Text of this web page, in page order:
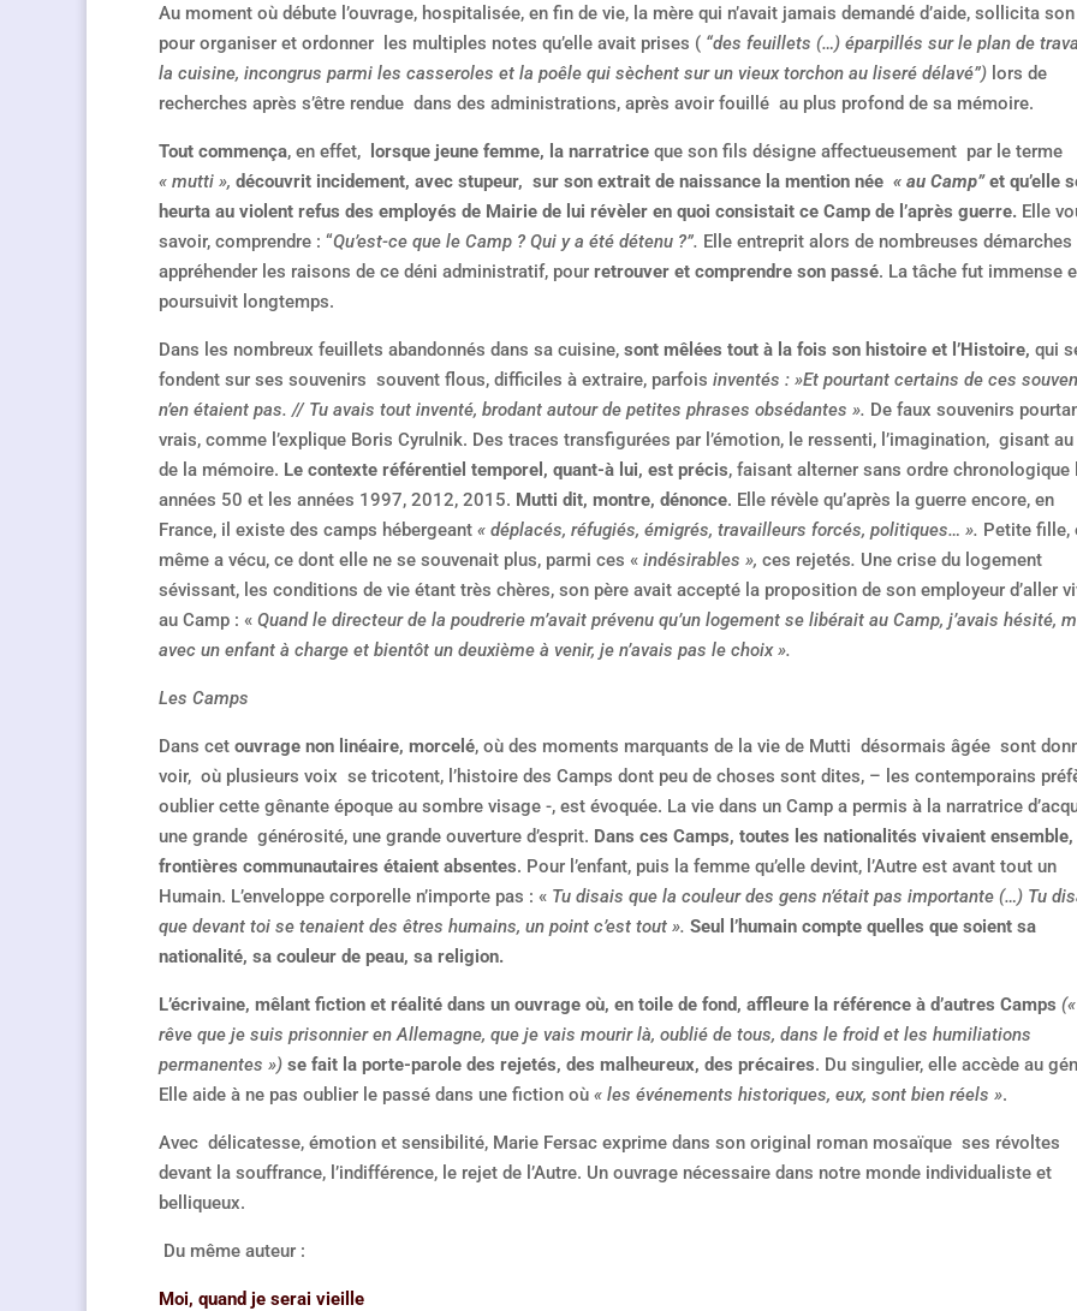
Au moment où débute l’ouvrage, hospitalisée, en fin de vie, la mère qui n’avait jamais demandé d’aide, sollicita
pour organiser et ordonner les multiples notes qu’elle avait prises ( “des feuillets (…) éparpillés sur le plan de
la cuisine, incongrus parmi les casseroles et la poêle qui sèchent sur un vieux torchon au liseré délavé”) lors de
recherches après s’être rendue dans des administrations, après avoir fouillé au plus profond de sa mémoire.
Tout commença, en effet, lorsque jeune femme, la narratrice que son fils désigne affectueusement par le terme
« mutti », découvrit incidement, avec stupeur, sur son extrait de naissance la mention née « au Camp”et qu’elle
heurta au violent refus des employés de Mairie de lui révèler en quoi consistait ce Camp de l’après guerre. Elle
savoir, comprendre : “Qu’est-ce que le Camp ? Qui y a été détenu ?”. Elle entreprit alors de nombreuses démarches
appréhender les raisons de ce déni administratif, pour retrouver et comprendre son passé. La tâche fut immense
poursuivit longtemps.
Dans les nombreux feuillets abandonnés dans sa cuisine, sont mêlées tout à la fois son histoire et l’Histoire, qui
fondent sur ses souvenirs souvent flous, difficiles à extraire, parfois inventés : »Et pourtant certains de ces
n’en étaient pas. // Tu avais tout inventé, brodant autour de petites phrases obsédantes ». De faux souvenirs
vrais, comme l’explique Boris Cyrulnik. Des traces transfigurées par l’émotion, le ressenti, l’imagination, gisant
de la mémoire. Le contexte référentiel temporel, quant-à lui, est précis, faisant alterner sans ordre chronologique
années 50 et les années 1997, 2012, 2015. Mutti dit, montre, dénonce. Elle révèle qu’après la guerre encore, en
France, il existe des camps hébergeant « déplacés, réfugiés, émigrés, travailleurs forcés, politiques… ». Petite fille,
même a vécu, ce dont elle ne se souvenait plus, parmi ces « indésirables », ces rejetés. Une crise du logement
sévissant, les conditions de vie étant très chères, son père avait accepté la proposition de son employeur d’aller
au Camp : « Quand le directeur de la poudrerie m’avait prévenu qu’un logement se libérait au Camp, j’avais hésité,
avec un enfant à charge et bientôt un deuxième à venir, je n’avais pas le choix ».
Les Camps
Dans cet ouvrage non linéaire, morcelé, où des moments marquants de la vie de Mutti désormais âgée sont
voir, où plusieurs voix se tricotent, l’histoire des Camps dont peu de choses sont dites, – les contemporains
oublier cette gênante époque au sombre visage -, est évoquée. La vie dans un Camp a permis à la narratrice
une grande générosité, une grande ouverture d’esprit. Dans ces Camps, toutes les nationalités vivaient
frontières communautaires étaient absentes. Pour l’enfant, puis la femme qu’elle devint, l’Autre est avant tout un
Humain. L’enveloppe corporelle n’importe pas : « Tu disais que la couleur des gens n’était pas importante (…) Tu
que devant toi se tenaient des êtres humains, un point c’est tout ». Seul l’humain compte quelles que soient sa
nationalité, sa couleur de peau, sa religion.
L’écrivaine, mêlant fiction et réalité dans un ouvrage où, en toile de fond, affleure la référence à d’autres Camps
rêve que je suis prisonnier en Allemagne, que je vais mourir là, oublié de tous, dans le froid et les humiliations
permanentes ») se fait la porte-parole des rejetés, des malheureux, des précaires. Du singulier, elle accède au
Elle aide à ne pas oublier le passé dans une fiction où « les événements historiques, eux, sont bien réels ».
Avec délicatesse, émotion et sensibilité, Marie Fersac exprime dans son original roman mosaïque ses révoltes
devant la souffrance, l’indifférence, le rejet de l’Autre. Un ouvrage nécessaire dans notre monde individualiste et
belliqueux.
Du même auteur :
Moi, quand je serai vieille